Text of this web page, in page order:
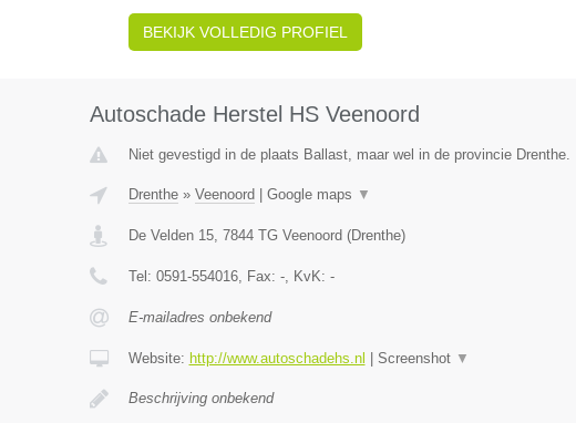
BEKIJK VOLLEDIG PROFIEL
Autoschade Herstel HS Veenoord
Niet gevestigd in de plaats Ballast, maar wel in de provincie Drenthe.
Drenthe» Veenoord Google maps ▼
De Velden 15, 7844 TG Veenoord (Drenthe)
Tel: 0591-554016, Fax: -, KvK: -
E-mailadres onbekend
Website: http://www.autoschadehs.nl Screenshot ▼
Beschrijving onbekend